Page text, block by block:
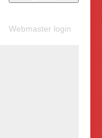
Webmaster login